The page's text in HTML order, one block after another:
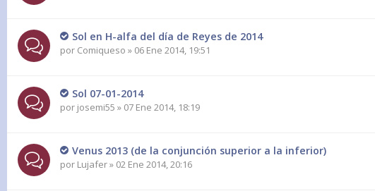
Sol en H-alfa del día de Reyes de 2014
por Comiqueso » 06 Ene 2014, 19:51
Sol 07-01-2014
por josemi55 » 07 Ene 2014, 18:19
Venus 2013 (de la conjunción superior a la inferior)
por Lujafer» 02 Ene 2014, 20:16